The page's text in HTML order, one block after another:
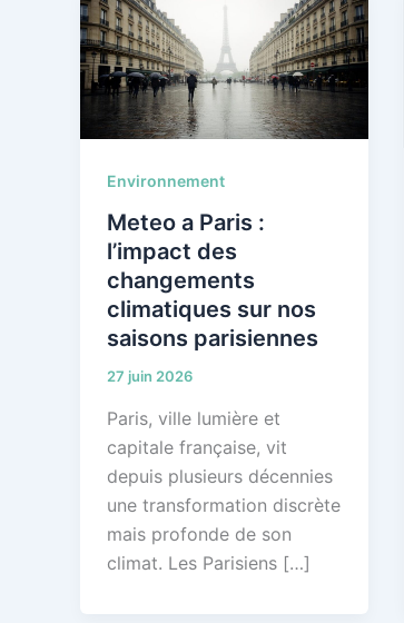
Environnement
Meteo a Paris :
l’impact des
changements
climatiques sur nos
saisons parisiennes
27 juin 2026
Paris, ville lumière et
capitale française, vit
depuis plusieurs décennies
une transformation discrète
mais profonde de son
climat. Les Parisiens […]